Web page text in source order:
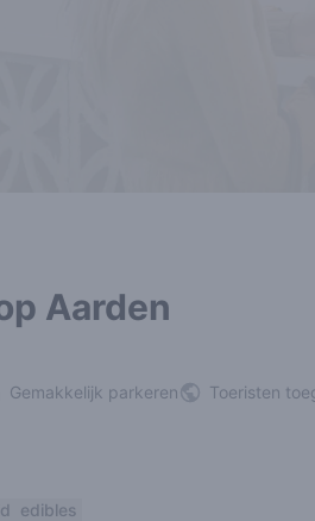
Aarden
Gemakkelijk parkeren Toeristen
edibles